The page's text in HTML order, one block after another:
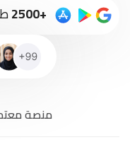
الاّن +2500
منصة